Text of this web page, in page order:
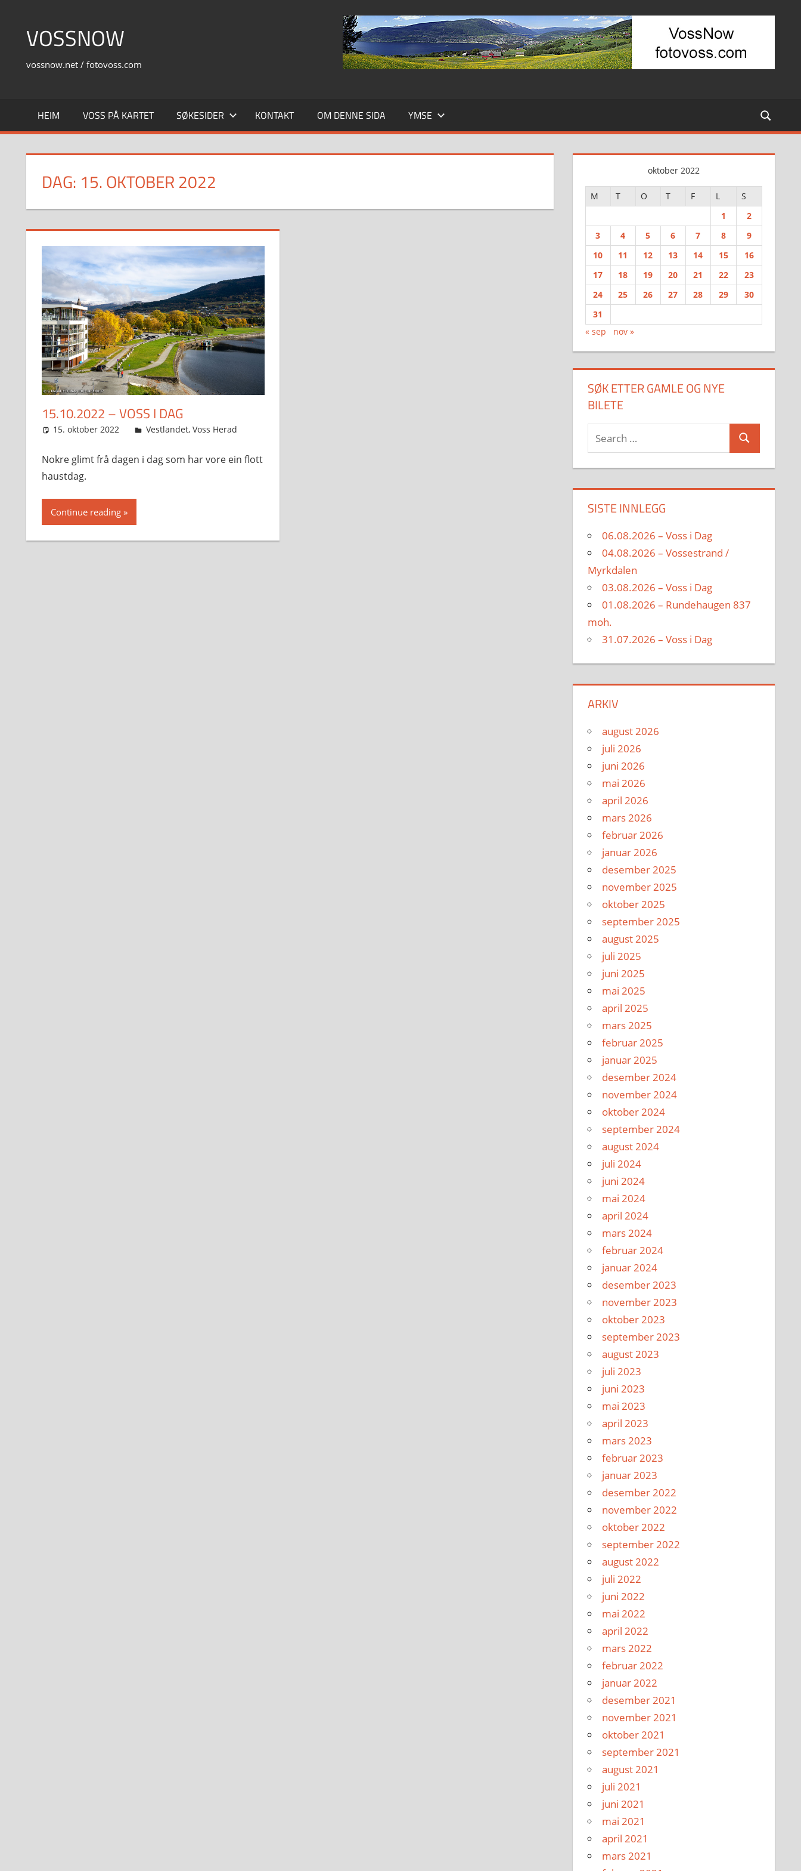
contentVOSSNOW
vossnow.net / fotovoss.com
HEIM VOSS PÅ KARTET SØKESIDER KONTAKT OM DENNE SIDA YMSE
DAG: 15. OKTOBER 2022
15.10.2022 – VOSS I DAG
15. oktober 2022 Svein
Vestlandet, Voss Herad
Nokre glimt frå dagen i dag som har vore ein flott
haustdag.
Continue reading
oktober 2022
M T O T F L
S
1
2
3
4 5 6 7 8
9
10
11 12 13 14 15
16
17
18 19 20 21 22
23
24
25 26 27 28 29
30
31
« sep
nov »
SØK ETTER GAMLE OG NYE
BILETE
Search
for:
Search
SISTE INNLEGG
06.08.2026 – Voss i Dag
04.08.2026 – Vossestrand /
Myrkdalen
03.08.2026 – Voss i Dag
01.08.2026 – Rundehaugen 837
moh.
31.07.2026 – Voss i Dag
ARKIV
august 2026
juli 2026
juni 2026
mai 2026
april 2026
mars 2026
februar 2026
januar 2026
desember 2025
november 2025
oktober 2025
september 2025
august 2025
juli 2025
juni 2025
mai 2025
april 2025
mars 2025
februar 2025
januar 2025
desember 2024
november 2024
oktober 2024
september 2024
august 2024
juli 2024
juni 2024
mai 2024
april 2024
mars 2024
februar 2024
januar 2024
desember 2023
november 2023
oktober 2023
september 2023
august 2023
juli 2023
juni 2023
mai 2023
april 2023
mars 2023
februar 2023
januar 2023
desember 2022
november 2022
oktober 2022
september 2022
august 2022
juli 2022
juni 2022
mai 2022
april 2022
mars 2022
februar 2022
januar 2022
desember 2021
november 2021
oktober 2021
september 2021
august 2021
juli 2021
juni 2021
mai 2021
april 2021
mars 2021